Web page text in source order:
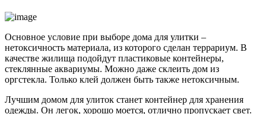
Основное условие при выборе дома для улитки –
нетоксичность материала, из которого сделан террариум. В
качестве жилища подойдут пластиковые контейнеры,
стеклянные аквариумы. Можно даже склеить дом из
оргстекла. Только клей должен быть также нетоксичным.
Лучшим домом для улиток станет контейнер для хранения
одежды. Он легок, хорошо моется, отлично пропускает свет.